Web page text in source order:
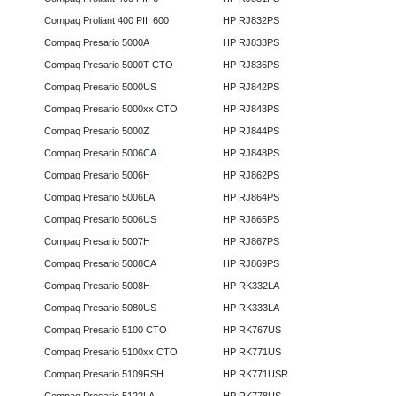
Compaq Proliant 400 PIII 600
Compaq Presario 5000A
Compaq Presario 5000T CTO
Compaq Presario 5000US
Compaq Presario 5000xx CTO
Compaq Presario 5000Z
Compaq Presario 5006CA
Compaq Presario 5006H
Compaq Presario 5006LA
Compaq Presario 5006US
Compaq Presario 5007H
Compaq Presario 5008CA
Compaq Presario 5008H
Compaq Presario 5080US
Compaq Presario 5100 CTO
Compaq Presario 5100xx CTO
Compaq Presario 5109RSH
HP RJ832PS
HP RJ833PS
HP RJ836PS
HP RJ842PS
HP RJ843PS
HP RJ844PS
HP RJ848PS
HP RJ862PS
HP RJ864PS
HP RJ865PS
HP RJ867PS
HP RJ869PS
HP RK332LA
HP RK333LA
HP RK767US
HP RK771US
HP RK771USR